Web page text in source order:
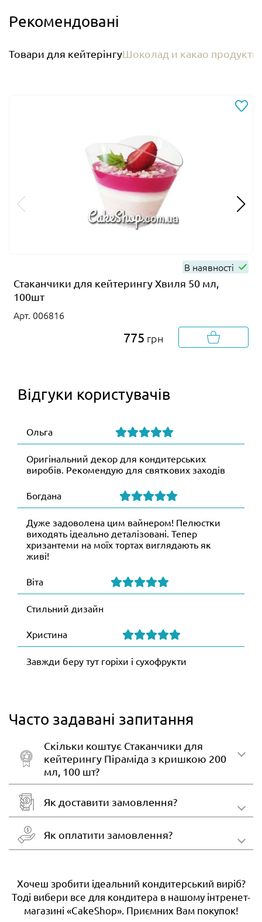
Рекомендовані
Товари для кейтерінгу Шоколад и какао продукти
В наявності
Стаканчики для кейтерингу Хвиля 50 мл,
100шт
Арт. 006816
775 грн
Відгуки користувачів
Ольга
Оригінальний декор для кондитерських
виробів. Рекомендую для святкових заходів
Богдана
Дуже задоволена цим вайнером! Пелюстки
виходять ідеально деталізовані. Тепер
хризантеми на моїх тортах виглядають як
живі!
Віта
Стильний дизайн
Христина
Завжди беру тут горіхи і сухофрукти
Часто задавані запитання
Скільки коштує Стаканчики для
кейтерингу Піраміда з кришкою 200
мл, 100 шт?
Як доставити замовлення?
Як оплатити замовлення?
Хочеш зробити ідеальний кондитерський виріб?
Тоді вибери все для кондитера в нашому інтренет-
магазині «CakeShop». Приємних Вам покупок!